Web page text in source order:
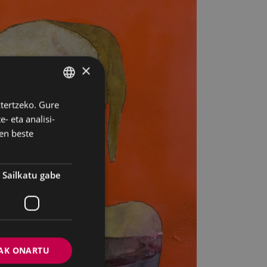
BASQUE
SPANISH
×
Gure
eta analisi-
beste
Sailkatu gabe
ONARTU